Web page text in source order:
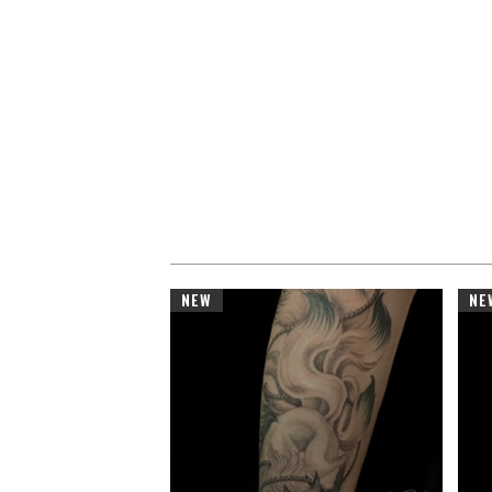
NEW